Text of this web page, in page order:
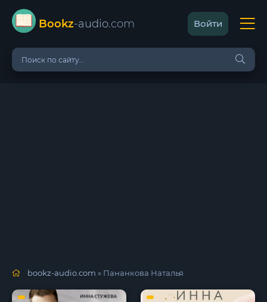
Bookz-audio.com Войти
bookz-audio.com » Пананкова Наталья